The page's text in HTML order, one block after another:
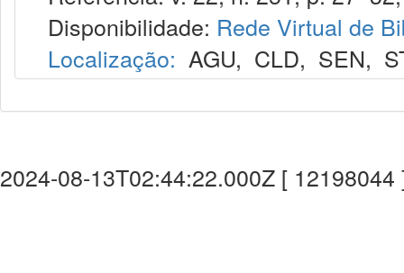
Disponibilidade: Rede Virtual de
Localização: AGU, CLD, SEN,
2024-08-13T02:44:22.000Z [ 12198044